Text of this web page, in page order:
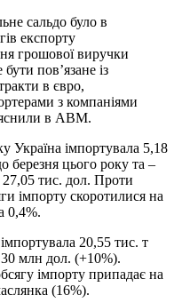
сальдо було в
експорту
грошової виручки
пов’язане із
в євро,
з компаніями
в АВМ.
Україна імпортувала 5,18
березня цього року та –
тис. дол. Проти
імпорту скоротилися на
0,4%.
20,55 тис. т
млн дол. (+10%).
імпорту припадає на
(16%).